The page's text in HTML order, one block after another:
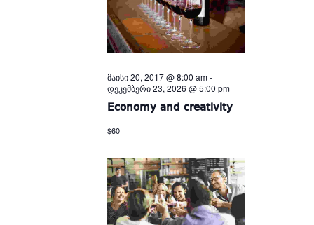
მაისი 20, 2017 @ 8:00 am-
დეკემბერი 23, 2026 @ 5:00 pm
Economy and creativity
$60